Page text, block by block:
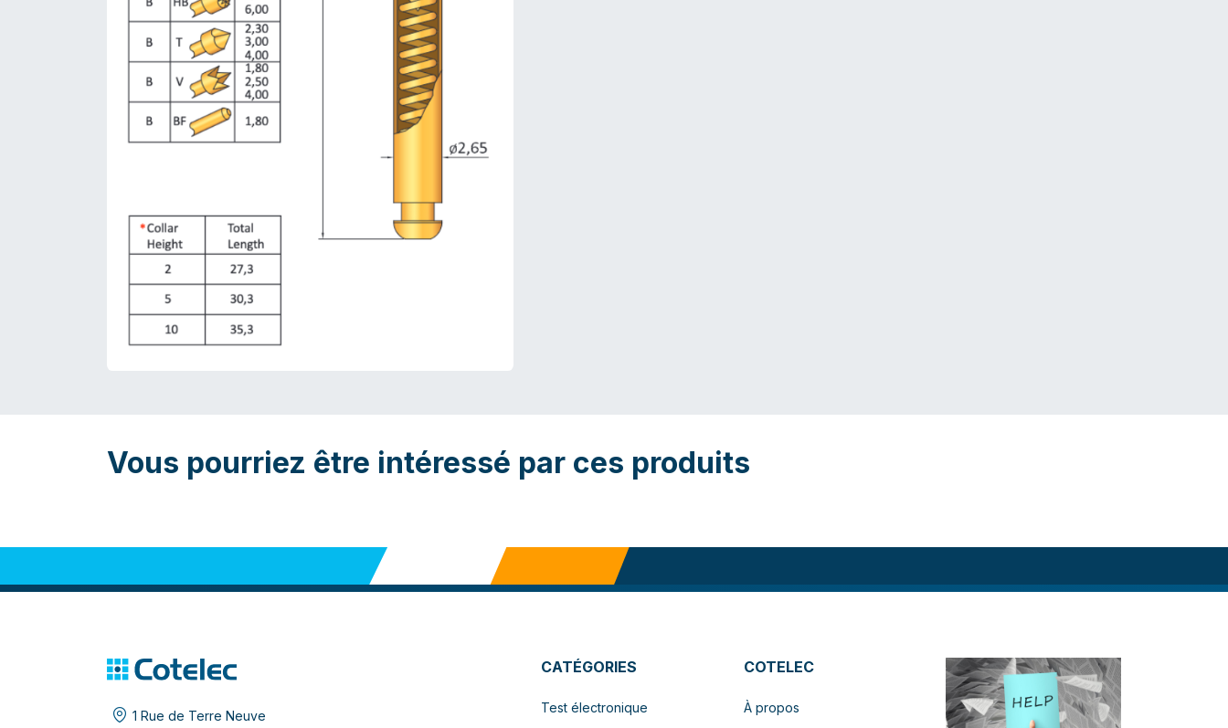
Vous pourriez être intéressé par ces produits
1 Rue de Terre Neuve
CATÉGORIES
Test électronique
COTELEC
À propos